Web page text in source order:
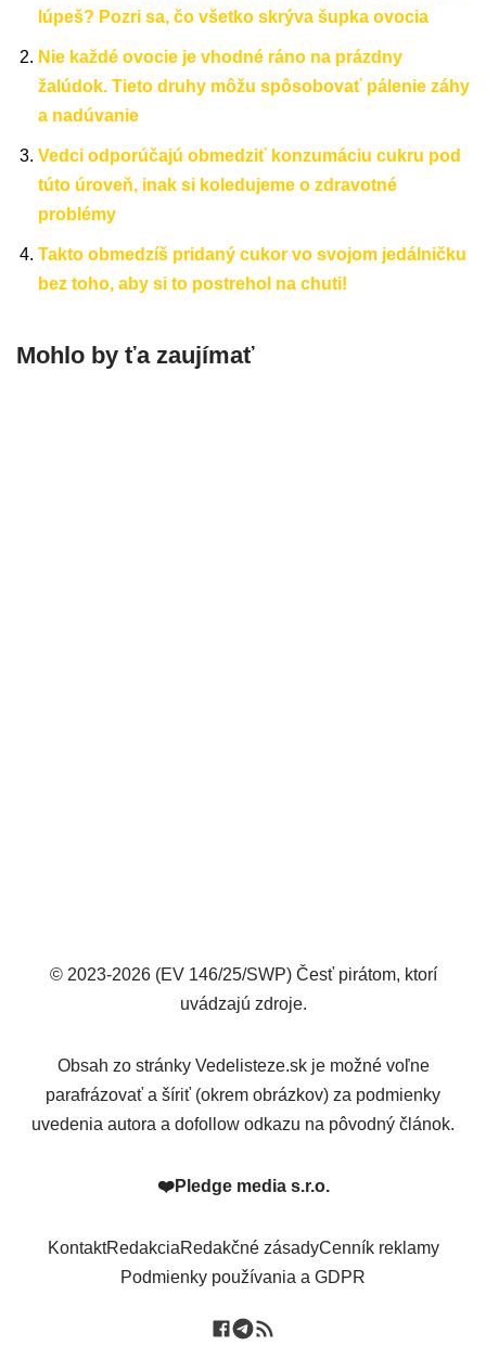
lúpeš? Pozri sa, čo všetko skrýva šupka ovocia
Nie každé ovocie je vhodné ráno na prázdny
žalúdok. Tieto druhy môžu spôsobovať pálenie záhy
a nadúvanie
Vedci odporúčajú obmedziť konzumáciu cukru pod
túto úroveň, inak si koledujeme o zdravotné
problémy
Takto obmedzíš pridaný cukor vo svojom jedálničku
bez toho, aby si to postrehol na chuti!
Mohlo by ťa zaujímať
© 2023-2026 (EV 146/25/SWP) Česť pirátom, ktorí
uvádzajú zdroje.
Obsah zo stránky Vedelisteze.sk je možné voľne
parafrázovať a šíriť (okrem obrázkov) za podmienky
uvedenia autora a dofollow odkazu na pôvodný článok.
❤️Pledge media s.r.o.
KontaktRedakciaRedakčné zásadyCenník reklamy
Podmienky používania a GDPR